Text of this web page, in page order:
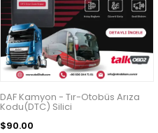
DAF Kamyon - Tır-Otobüs Arıza
Kodu(DTC) Silici
$90.00